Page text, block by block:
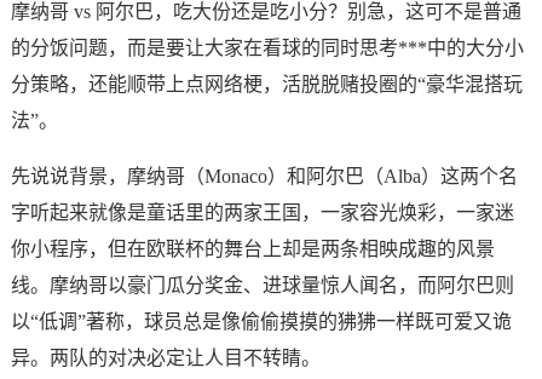
摩纳哥 vs 阿尔巴，吃大份还是吃小分？别急，这可不是普通
的分饭问题，而是要让大家在看球的同时思考***中的大分小
分策略，还能顺带上点网络梗，活脱脱赌投圈的“豪华混搭玩
法”。
先说说背景，摩纳哥（Monaco）和阿尔巴（Alba）这两个名
字听起来就像是童话里的两家王国，一家容光焕彩，一家迷
你小程序，但在欧联杯的舞台上却是两条相映成趣的风景
线。摩纳哥以豪门瓜分奖金、进球量惊人闻名，而阿尔巴则
以“低调”著称，球员总是像偷偷摸摸的狒狒一样既可爱又诡
异。两队的对决必定让人目不转睛。